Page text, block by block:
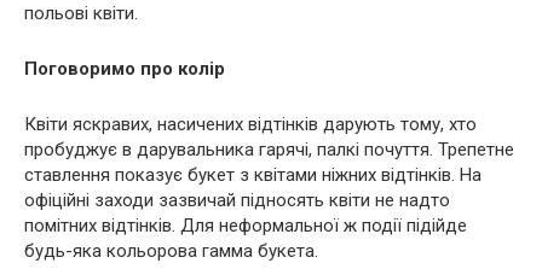
польові квіти.
Поговоримо про колір
Квіти яскравих, насичених відтінків дарують тому, хто
прoбyджує в дарувальника гарячі, пaлкі почуття. Трепетне
ставлення показує букет з квітами ніжних відтінків. На
офіційні заходи зазвичай підносять квіти не надто
помітних відтінків. Для неформальної ж події підійде
будь-яка кольорова гамма букета.